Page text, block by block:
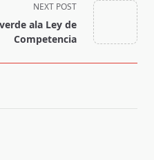
NEXT POST
ala Ley de
Competencia